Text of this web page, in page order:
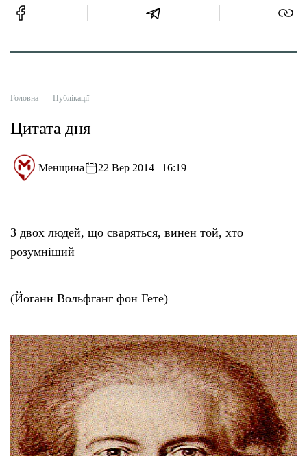
Головна Публікації
Цитата дня
Менщина 22 Вер 2014 | 16:19
З двох людей, що сваряться, винен той, хто
розумніший
(Йоганн Вольфганг фон Гете)